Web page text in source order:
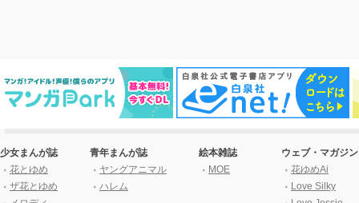
少女まんが誌
花とゆめ
ザ花とゆめ
青年まんが誌
ヤングアニマル
ハレム
絵本雑誌
MOE
ウェブ・マガジン
花ゆめAi
Love Silky